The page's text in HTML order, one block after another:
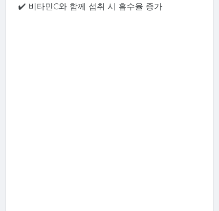
✔️ 비타민C와 함께 섭취 시 흡수율 증가